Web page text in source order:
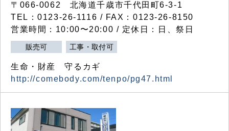
〒066-0062 北海道千歳市千代田町6-3-1
TEL：0123-26-1116 / FAX：0123-26-8150
営業時間：10:00〜20:00 / 定休日：日、祭日
販売可 工事・取付可
生命・財産 守るカギ
http://comebody.com/tenpo/pg47.html